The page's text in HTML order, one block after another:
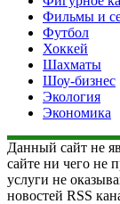
Фильмы и
Футбол
Хоккей
Шахматы
Шоу-бизнес
Экология
Экономика
Данный сайт не
сайте ни чего не
услуги не
новостей RSS